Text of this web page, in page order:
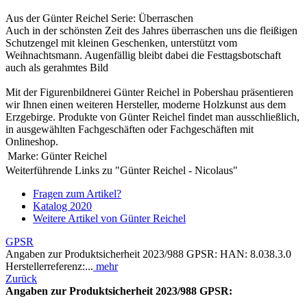
Aus der Günter Reichel Serie: Überraschen
Auch in der schönsten Zeit des Jahres überraschen uns die fleißigen
Schutzengel mit kleinen Geschenken, unterstützt vom
Weihnachtsmann. Augenfällig bleibt dabei die Festtagsbotschaft
auch als gerahmtes Bild
Mit der Figurenbildnerei Günter Reichel in Pobershau präsentieren
wir Ihnen einen weiteren Hersteller, moderne Holzkunst aus dem
Erzgebirge. Produkte von Günter Reichel findet man ausschließlich,
in ausgewählten Fachgeschäften oder Fachgeschäften mit
Onlineshop.
Marke: Günter Reichel
Weiterführende Links zu "Günter Reichel - Nicolaus"
Fragen zum Artikel?
Katalog 2020
Weitere Artikel von Günter Reichel
GPSR
Angaben zur Produktsicherheit 2023/988 GPSR: HAN: 8.038.3.0
Herstellerreferenz:... mehr
Zurück
Angaben zur Produktsicherheit 2023/988 GPSR: